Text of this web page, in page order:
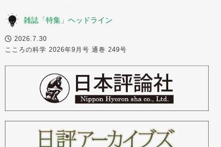
雑誌「特集」ヘッドライン
2026.7.30
こころの科学 2026年9月号 通巻 249号